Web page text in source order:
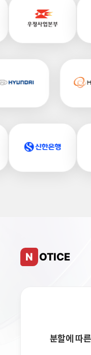
N OTICE
분할에 따